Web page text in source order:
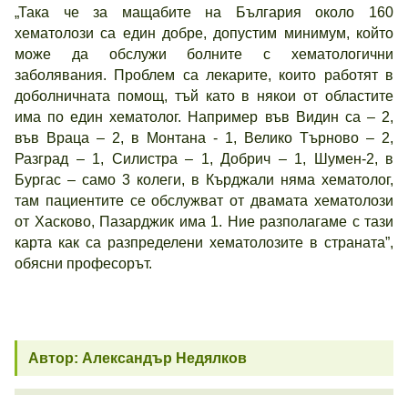
„Така че за мащабите на България около 160
хематолози са един добре, допустим минимум, който
може да обслужи болните с хематологични
заболявания. Проблем са лекарите, които работят в
доболничната помощ, тъй като в някои от областите
има по един хематолог. Например във Видин са – 2,
във Враца – 2, в Монтана - 1, Велико Търново – 2,
Разград – 1, Силистра – 1, Добрич – 1, Шумен-2, в
Бургас – само 3 колеги, в Кърджали няма хематолог,
там пациентите се обслужват от двамата хематолози
от Хасково, Пазарджик има 1. Ние разполагаме с тази
карта как са разпределени хематолозите в страната”,
обясни професорът.
Автор: Александър Недялков